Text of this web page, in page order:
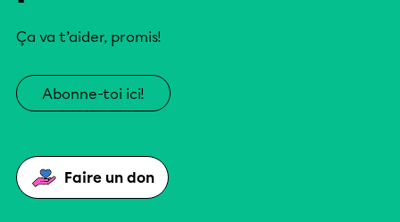
Ça va t’aider, promis!
Abonne-toi ici!
Faire un don